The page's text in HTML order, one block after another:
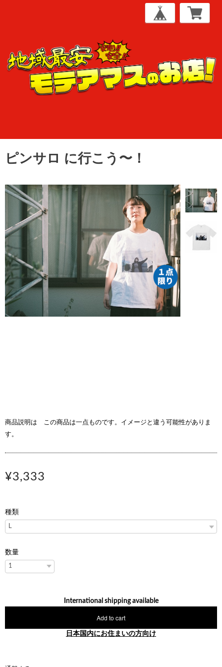
ピンサロ に行こう〜！
商品説明は この商品は一点ものです。イメージと違う可能性がありま
す。
¥3,333
種類
数量
International shipping available
Add to cart
日本国内にお住まいの方向け